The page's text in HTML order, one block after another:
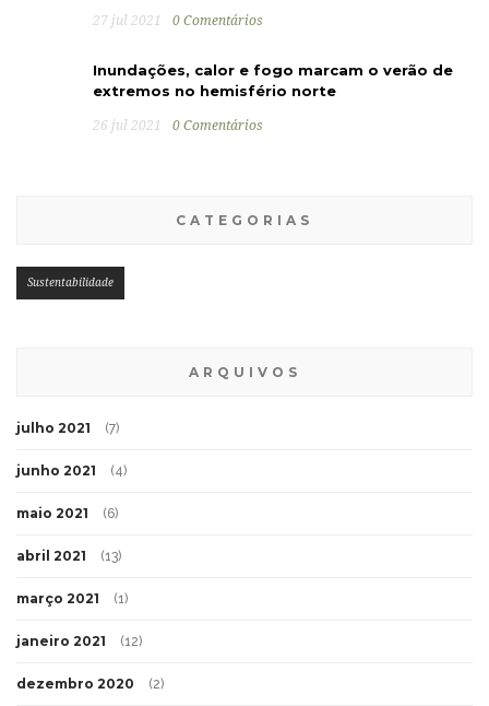
27 jul 2021 0 Comentários
Inundações, calor e fogo marcam o verão de
extremos no hemisfério norte
26 jul 2021 0 Comentários
CATEGORIAS
Sustentabilidade
ARQUIVOS
julho 2021 (7)
junho 2021 (4)
maio 2021 (6)
abril 2021 (13)
março 2021 (1)
janeiro 2021 (12)
dezembro 2020 (2)